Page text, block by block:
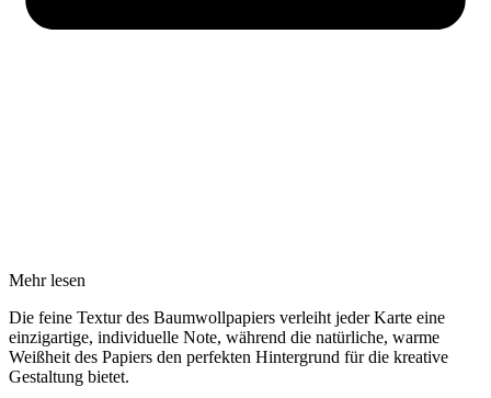
Mehr lesen
Die feine Textur des Baumwollpapiers verleiht jeder Karte eine
einzigartige, individuelle Note, während die natürliche, warme
Weißheit des Papiers den perfekten Hintergrund für die kreative
Gestaltung bietet.